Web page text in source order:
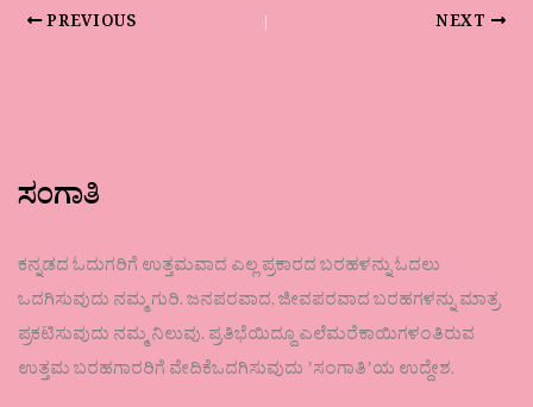
PREVIOUS NEXT
ಸಂಗಾತಿ
ಕನ್ನಡದ ಓದುಗರಿಗೆ ಉತ್ತಮವಾದ ಎಲ್ಲ ಪ್ರಕಾರದ ಬರಹಳನ್ನು ಓದಲು
ಒದಗಿಸುವುದು ನಮ್ಮ ಗುರಿ. ಜನಪರವಾದ, ಜೀವಪರವಾದ ಬರಹಗಳನ್ನು ಮಾತ್ರ
ಪ್ರಕಟಿಸುವುದು ನಮ್ಮ ನಿಲುವು. ಪ್ರತಿಭೆಯಿದ್ದೂ ಎಲೆಮರೆಕಾಯಿಗಳಂತಿರುವ
ಉತ್ತಮ ಬರಹಗಾರರಿಗೆ ವೇದಿಕೆಒದಗಿಸುವುದು ʼಸಂಗಾತಿʼಯ ಉದ್ದೇಶ.